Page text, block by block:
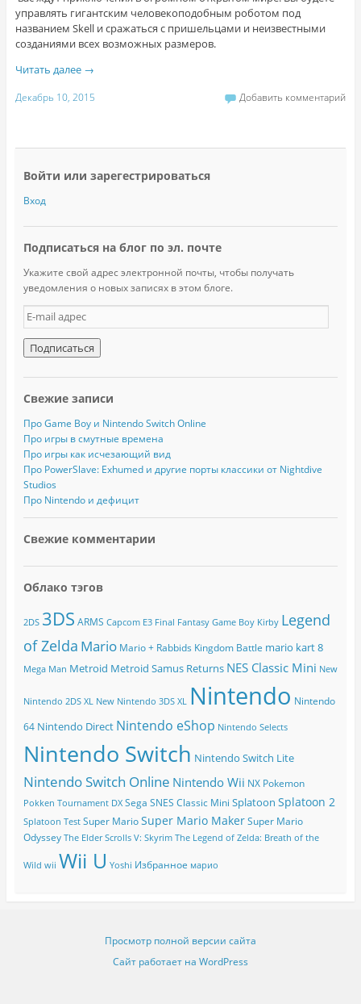
управлять гигантским человекоподобным роботом под
названием Skell и сражаться с пришельцами и неизвестными
созданиями всех возможных размеров.
Читать далее →
Декабрь 10, 2015 Добавить комментарий
Войти или зарегестрироваться
Вход
Подписаться на блог по эл. почте
Укажите свой адрес электронной почты, чтобы получать
уведомления о новых записях в этом блоге.
E
-
m
a
i
а
д
р
е
с
Свежие записи
Про Game Boy и Nintendo Switch Online
Про игры в смутные времена
Про игры как исчезающий вид
Про PowerSlave: Exhumed и другие порты классики от Nightdive
Studios
Про Nintendo и дефицит
Свежие комментарии
Облако тэгов
2DS 3DS ARMS Capcom E3 Final Fantasy Game Boy Kirby Legend
of Zelda Mario Mario + Rabbids Kingdom Battle mario kart 8
Mega Man Metroid Metroid Samus Returns NES Classic Mini New
Nintendo 2DS XL New Nintendo 3DS XL Nintendo Nintendo
64 Nintendo Direct Nintendo eShop Nintendo Selects
Nintendo Switch Nintendo Switch Lite
Nintendo Switch Online Nintendo Wii NX Pokemon
Pokken Tournament DX Sega SNES Classic Mini Splatoon Splatoon 2
Splatoon Test Super Mario Super Mario Maker Super Mario
Odyssey The Elder Scrolls V: Skyrim The Legend of Zelda: Breath of the
Wild wii Wii U Yoshi Избранное марио
Просмотр полной версии сайта
Сайт работает на WordPress